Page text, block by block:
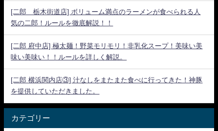
[二郎 栃木街道店] ボリューム満点のラーメンが食べられる人
気の二郎！ルールを徹底解説！！
[二郎 府中店] 極太麺！野菜モリモリ！非乳化スープ！美味い美
味い美味い！！ルールを詳しく解説。
[二郎 横浜関内店③] 汁なしをまたまた食べに行ってきた！神豚
を提供していただきました。
カテゴリー